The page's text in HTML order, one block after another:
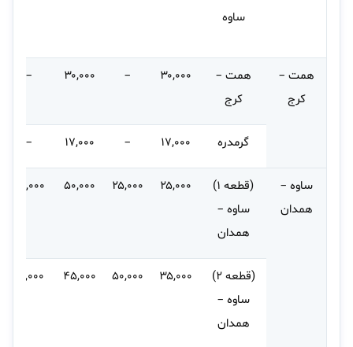
ساوه
همت –
کرج
همت –
کرج
۳۰,۰۰۰ – ۳۰,۰۰۰ –
گرمدره ۱۷,۰۰۰ – ۱۷,۰۰۰ –
ساوه –
همدان
(قطعه ۱)
ساوه –
همدان
۲۵,۰۰۰ ۲۵,۰۰۰ ۵۰,۰۰۰ ۵۰,۰۰۰
(قطعه ۲)
ساوه –
همدان
۳۵,۰۰۰ ۵۰,۰۰۰ ۴۵,۰۰۰ ۶۰,۰۰۰